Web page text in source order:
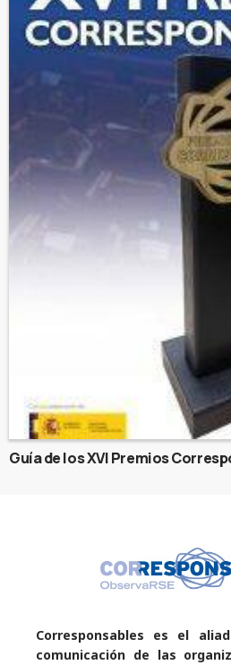
Guía de los XVI Premios
Corresponsables es el
comunicación de las